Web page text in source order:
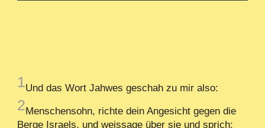
1Und das Wort Jahwes geschah zu mir also:
2Menschensohn, richte dein Angesicht gegen die
Berge Israels, und weissage über sie und sprich: